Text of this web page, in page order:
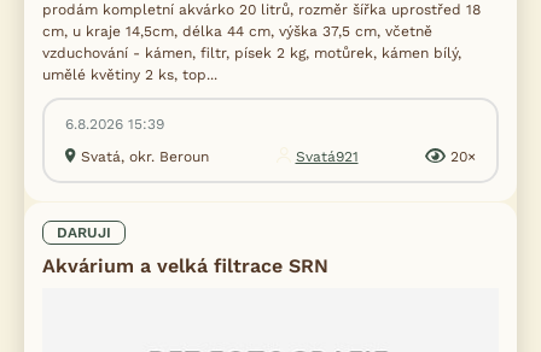
prodám kompletní akvárko 20 litrů, rozměr šířka uprostřed 18
cm, u kraje 14,5cm, délka 44 cm, výška 37,5 cm, včetně
vzduchování - kámen, filtr, písek 2 kg, motůrek, kámen bílý,
umělé květiny 2 ks, top...
6.8.2026 15:39
Svatá, okr. Beroun
Svatá921 20×
DARUJI
Akvárium a velká filtrace SRN